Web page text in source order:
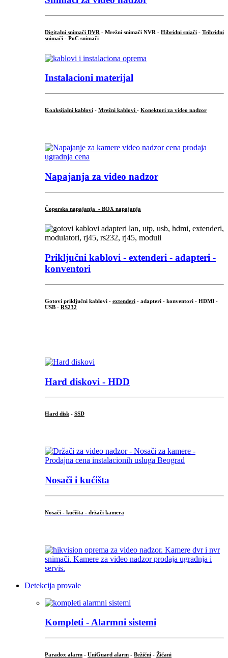
Digitalni snimači DVR - Mrežni snimači NVR - Hibridni sniači - Tribridni
snimači - PoC snimači
Instalacioni materijal
Koaksijalni kablovi - Mrežni kablovi - Konektori za video nadzor
Napajanja za video nadzor
Čoperska napajanja - BOX napajanja
Priključni kablovi - extenderi - adapteri -
konventori
Gotovi priključni kablovi - extenderi - adapteri - konventori - HDMI -
USB - RS232
Hard diskovi - HDD
Hard disk - SSD
Nosači i kućišta
Nosači - kućišta - držači kamera
Detekcija provale
Kompleti - Alarmni sistemi
Paradox alarm - UniGuard alarm - Bežični - Žičani